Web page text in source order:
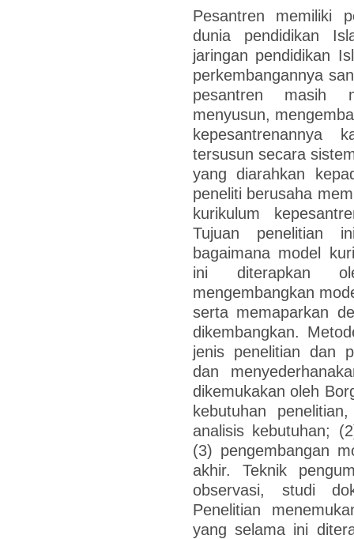
Pesantren memiliki
dunia pendidikan
jaringan pendidikan
perkembangannya
pesantren masih
menyusun,
kepesantrenannya
tersusun secara
yang diarahkan
peneliti berusaha
kurikulum
Tujuan penelitian
bagaimana model
ini diterapkan
mengembangkan
serta memaparkan
dikembangkan.
jenis penelitian dan
dan
dikemukakan oleh
kebutuhan
analisis kebutuhan;
(3) pengembangan
akhir. Teknik
observasi, studi
Penelitian
yang selama ini